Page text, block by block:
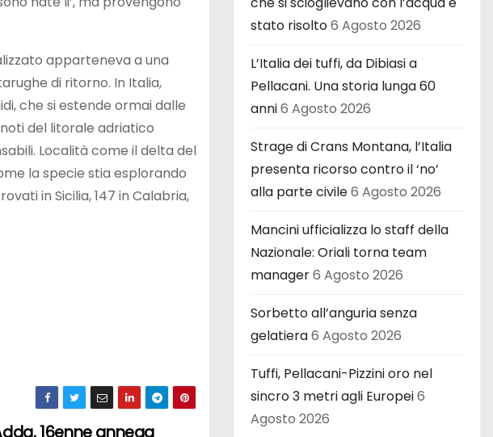
apparteneva a una
di ritorno. In Italia,
che si estende ormai dalle
del litorale adriatico
Località come il delta del
la specie stia esplorando
in Sicilia, 147 in Calabria,
stato risolto6 Agosto 2026
L’Italia dei tuffi, da Dibiasi a
Pellacani. Una storia lunga 60
anni6 Agosto 2026
Strage di Crans Montana, l’Italia
presenta ricorso contro il ‘no’
alla parte civile6 Agosto 2026
Mancini ufficializza lo staff della
Nazionale: Oriali torna team
manager6 Agosto 2026
Sorbetto all’anguria senza
gelatiera6 Agosto 2026
Tuffi, Pellacani-Pizzini oro nel
sincro 3 metri agli Europei6
Agosto 2026